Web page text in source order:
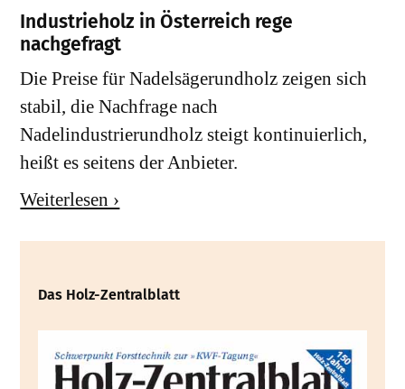
Industrieholz in Österreich rege
nachgefragt
Die Preise für Nadelsägerundholz zeigen sich
stabil, die Nachfrage nach
Nadelindustrierundholz steigt kontinuierlich,
heißt es seitens der Anbieter.
Weiterlesen ›
Das Holz-Zentralblatt